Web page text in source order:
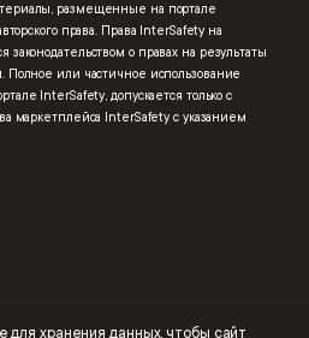
размещенные на портале
права. Права InterSafety на
о правах на результаты
Полное или частичное использование
InterSafety, допускается только с
маркетплейса InterSafety с указанием
для хранения данных, чтобы сайт